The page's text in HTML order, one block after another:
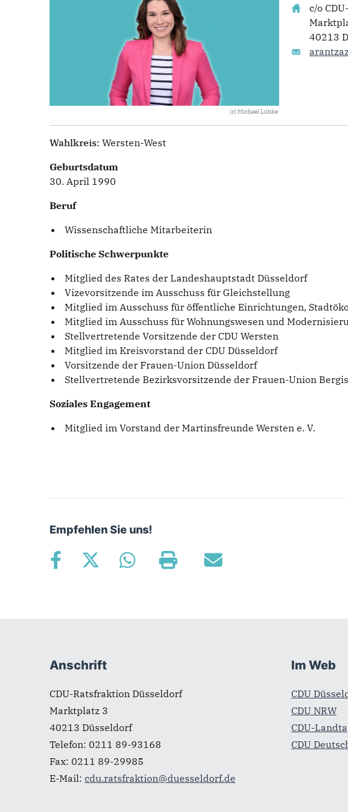
(c) Michael Lübke
c/o
40213
Wahlkreis: Wersten-West
Geburtsdatum
30. April 1990
Beruf
Wissenschaftliche Mitarbeiterin
Politische Schwerpunkte
Mitglied des Rates der Landeshauptstadt Düsseldorf
Vizevorsitzende im Ausschuss für Gleichstellung
Mitglied im Ausschuss für öffentliche Einrichtungen,
Mitglied im Ausschuss für Wohnungswesen und
Stellvertretende Vorsitzende der CDU Wersten
Mitglied im Kreisvorstand der CDU Düsseldorf
Vorsitzende der Frauen-Union Düsseldorf
Stellvertretende Bezirksvorsitzende der Frauen-Union
Soziales Engagement
Mitglied im Vorstand der Martinsfreunde Wersten e. V.
Empfehlen Sie uns!
Fußbereich
Anschrift
CDU-Ratsfraktion Düsseldorf
Marktplatz 3
40213 Düsseldorf
Telefon: 0211 89-93168
Fax: 0211 89-29985
E-Mail: cdu.ratsfraktion@duesseldorf.de
Im Web
CDU
CDU NRW
CDU-
CDU